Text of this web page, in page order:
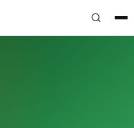
Municipal del